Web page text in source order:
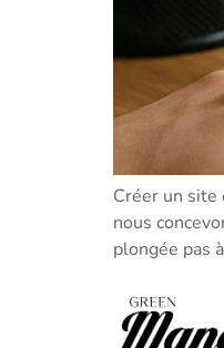
Créer un
nous
plongée pas